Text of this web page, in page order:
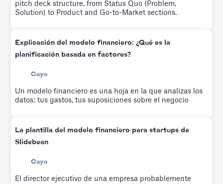
pitch deck structure, from Status Quo (Problem,
Solution) to Product and Go-to-Market sections.
Explicación del modelo financiero: ¿Qué es la
planificación basada en factores?
Caya
Un modelo financiero es una hoja en la que analizas los
datos: tus gastos, tus suposiciones sobre el negocio
La plantilla del modelo financiero para startups de
Slidebean
Caya
El director ejecutivo de una empresa probablemente